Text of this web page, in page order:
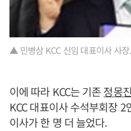
▲ 민병삼 KCC 신임 대표이사 사장.
이에 따라 KCC는 기존정몽진
KCC 대표이사 수석부회장
이사가 한 명 더 늘었다.